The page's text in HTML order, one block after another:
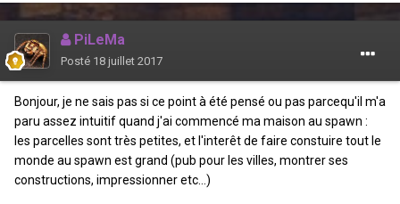
PiLeMa
Posté 18 juillet 2017
Bonjour, je ne sais pas si ce point à été pensé ou pas parcequ'il m'a
paru assez intuitif quand j'ai commencé ma maison au spawn :
les parcelles sont très petites, et l'interêt de faire constuire tout le
monde au spawn est grand (pub pour les villes, montrer ses
constructions, impressionner etc...)